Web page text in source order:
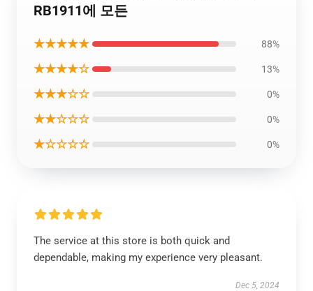
RB1911에 모든
★★★★★ 88%
★★★★☆ 13%
★★★☆☆ 0%
★★☆☆☆ 0%
★☆☆☆☆ 0%
The service at this store is both quick and
dependable, making my experience very pleasant.
Dec 5, 2024